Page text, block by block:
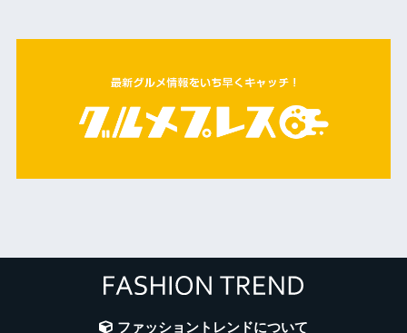
ファッショントレンドについて